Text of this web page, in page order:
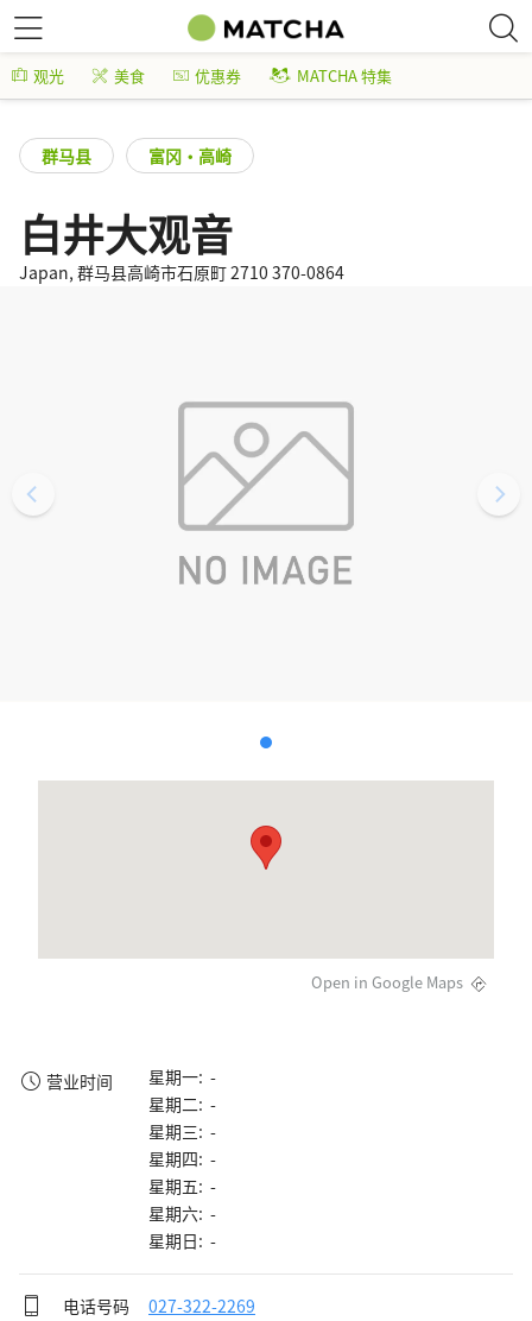
观光 美食 优惠券 MATCHA 特集
群马县 富冈・高崎
白井大观音
Japan, 群马县高崎市石原町 2710 370-0864
Open in Google Maps
营业时间
星期一: -
星期二: -
星期三: -
星期四: -
星期五: -
星期六: -
星期日: -
电话号码 027-322-2269